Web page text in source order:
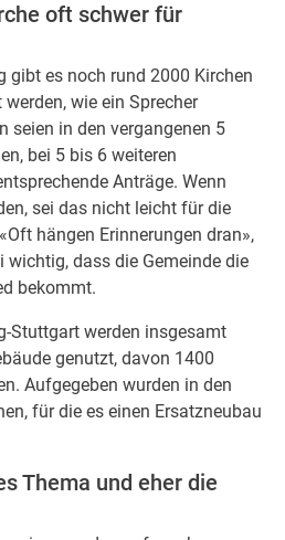
oft schwer für
gibt es noch rund 2000 Kirchen
wie ein Sprecher
seien in den vergangenen 5
bei 5 bis 6 weiteren
Anträge. Wenn
sei das nicht leicht für die
hängen Erinnerungen dran»,
wichtig, dass die Gemeinde die
bekommt.
Stuttgart werden insgesamt
genutzt, davon 1400
Aufgegeben wurden in den
für die es einen Ersatzneubau
Thema und eher die